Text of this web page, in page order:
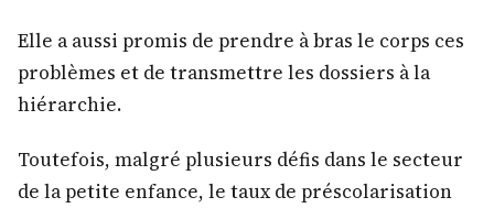
Elle a aussi promis de prendre à bras le corps ces
problèmes et de transmettre les dossiers à la
hiérarchie.
Toutefois, malgré plusieurs défis dans le secteur
de la petite enfance, le taux de préscolarisation